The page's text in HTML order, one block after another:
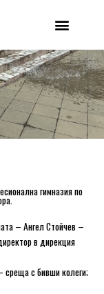
гимназия по
– Ангел Стойчев –
в дирекция
среща с бивши колеги;